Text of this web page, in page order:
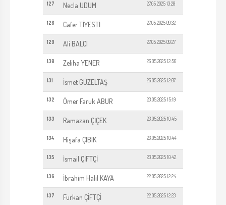
127 Necla UDUM 27.05.2025 13:28
128 Cafer TİYESTİ 27.05.2025 09:32
129 Ali BALCI 27.05.2025 09:27
130 Zeliha YENER 26.05.2025 12:56
131 İsmet GÜZELTAŞ 26.05.2025 12:07
132 Ömer Faruk ABUR 23.05.2025 15:19
133 Ramazan ÇİÇEK 23.05.2025 10:45
134 Hişafa ÇIBIK 23.05.2025 10:44
135 İsmail ÇİFTÇİ 23.05.2025 10:42
136 İbrahim Halil KAYA 22.05.2025 12:24
137 Furkan ÇİFTÇİ 22.05.2025 12:23